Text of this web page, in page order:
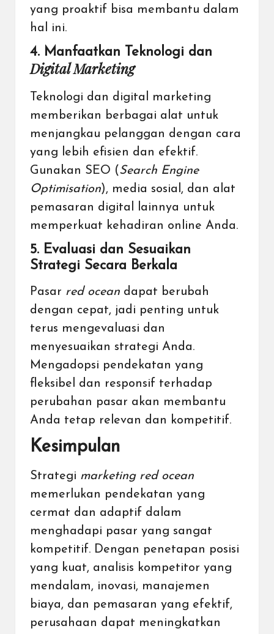
yang proaktif bisa membantu dalam
hal ini.
4. Manfaatkan Teknologi dan
Digital Marketing
Teknologi dan digital marketing
memberikan berbagai alat untuk
menjangkau pelanggan dengan cara
yang lebih efisien dan efektif.
Gunakan SEO (Search Engine
Optimisation), media sosial, dan alat
pemasaran digital lainnya untuk
memperkuat kehadiran online Anda.
5. Evaluasi dan Sesuaikan
Strategi Secara Berkala
Pasar red ocean dapat berubah
dengan cepat, jadi penting untuk
terus mengevaluasi dan
menyesuaikan strategi Anda.
Mengadopsi pendekatan yang
fleksibel dan responsif terhadap
perubahan pasar akan membantu
Anda tetap relevan dan kompetitif.
Kesimpulan
Strategi marketing red ocean
memerlukan pendekatan yang
cermat dan adaptif dalam
menghadapi pasar yang sangat
kompetitif. Dengan penetapan posisi
yang kuat, analisis kompetitor yang
mendalam, inovasi, manajemen
biaya, dan pemasaran yang efektif,
perusahaan dapat meningkatkan